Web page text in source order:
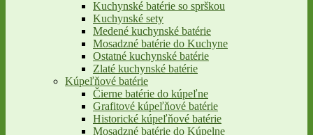
Kuchynské batérie so sprškou
Kuchynské sety
Medené kuchynské batérie
Mosadzné batérie do Kuchyne
Ostatné kuchynské batérie
Zlaté kuchynské batérie
Kúpeľňové batérie
Čierne batérie do kúpeľne
Grafitové kúpeľňové batérie
Historické kúpeľňové batérie
Mosadzné batérie do Kúpelne